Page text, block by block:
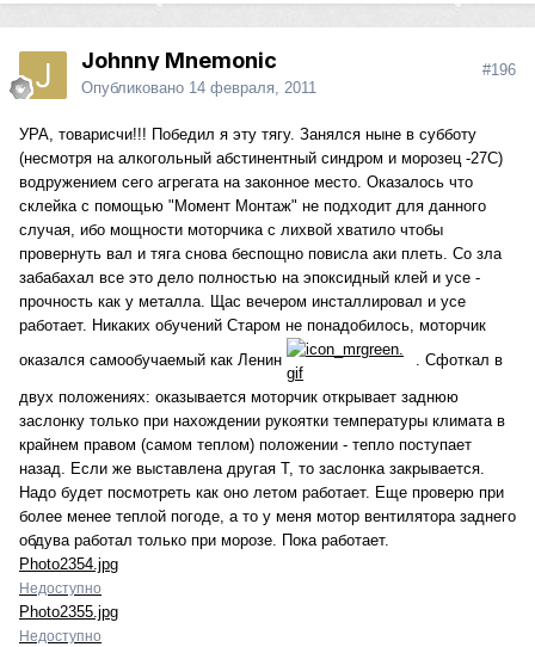
Johnny Mnemonic
Опубликовано 14 февраля, 2011
#196
УРА, товарисчи!!! Победил я эту тягу. Занялся ныне в субботу
(несмотря на алкогольный абстинентный синдром и морозец -27С)
водружением сего агрегата на законное место. Оказалось что
склейка с помощью "Момент Монтаж" не подходит для данного
случая, ибо мощности моторчика с лихвой хватило чтобы
провернуть вал и тяга снова беспощно повисла аки плеть. Со зла
забабахал все это дело полностью на эпоксидный клей и усе -
прочность как у металла. Щас вечером инсталлировал и усе
работает. Никаких обучений Старом не понадобилось, моторчик
оказался самообучаемый как Ленин
. Сфоткал в
двух положениях: оказывается моторчик открывает заднюю
заслонку только при нахождении рукоятки температуры климата в
крайнем правом (самом теплом) положении - тепло поступает
назад. Если же выставлена другая Т, то заслонка закрывается.
Надо будет посмотреть как оно летом работает. Еще проверю при
более менее теплой погоде, а то у меня мотор вентилятора заднего
обдува работал только при морозе. Пока работает.
Photo2354.jpg
Недоступно
Photo2355.jpg
Недоступно